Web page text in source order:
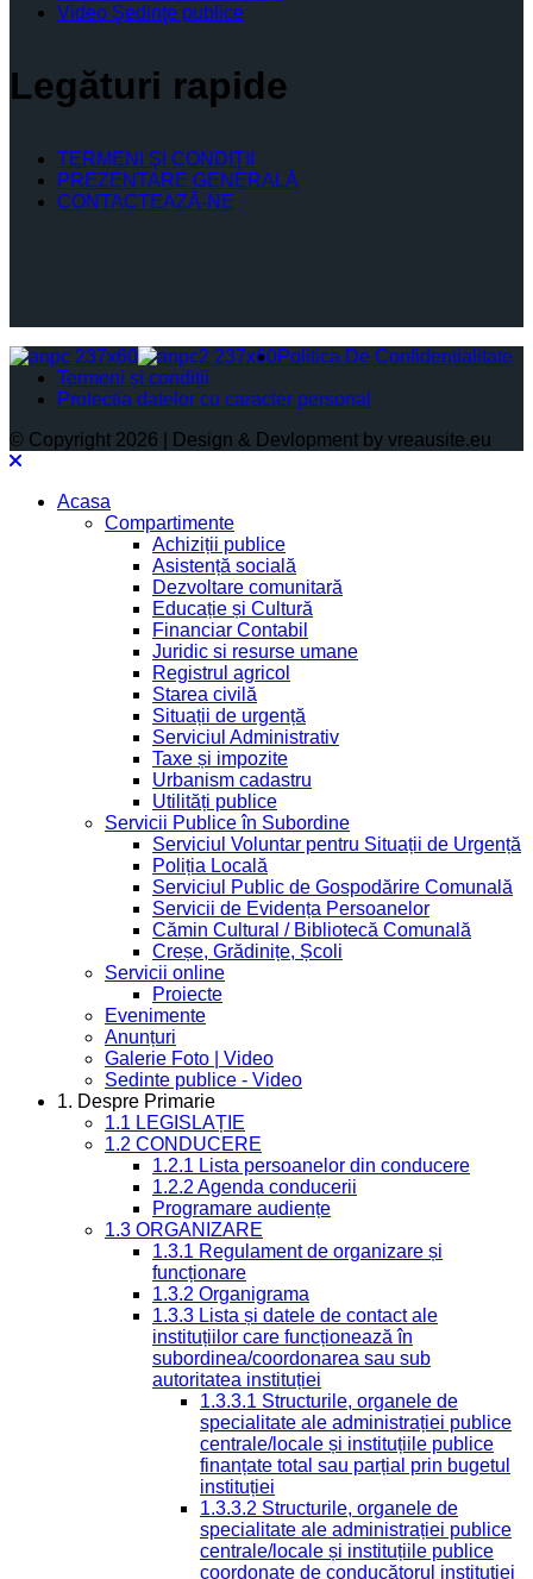
Video Şedinţe publice
Legături rapide
TERMENI ŞI CONDIŢII
PREZENTARE GENERALĂ
CONTACTEAZĂ-NE
Politica De Confidențialitate
Termeni și condiții
Protectia datelor cu caracter personal
© Copyright 2026 | Design & Devlopment by vreausite.eu
Acasa
Compartimente
Achiziții publice
Asistență socială
Dezvoltare comunitară
Educație și Cultură
Financiar Contabil
Juridic si resurse umane
Registrul agricol
Starea civilă
Situații de urgență
Serviciul Administrativ
Taxe și impozite
Urbanism cadastru
Utilități publice
Servicii Publice în Subordine
Serviciul Voluntar pentru Situații de Urgență
Poliția Locală
Serviciul Public de Gospodărire Comunală
Servicii de Evidența Persoanelor
Cămin Cultural / Bibliotecă Comunală
Creșe, Grădinițe, Școli
Servicii online
Proiecte
Evenimente
Anunțuri
Galerie Foto | Video
Sedinte publice - Video
1. Despre Primarie
1.1 LEGISLAȚIE
1.2 CONDUCERE
1.2.1 Lista persoanelor din conducere
1.2.2 Agenda conducerii
Programare audiențe
1.3 ORGANIZARE
1.3.1 Regulament de organizare și
funcționare
1.3.2 Organigrama
1.3.3 Lista și datele de contact ale
instituțiilor care funcționează în
subordinea/coordonarea sau sub
autoritatea instituției
1.3.3.1 Structurile, organele de
specialitate ale administrației publice
centrale/locale și instituțiile publice
finanțate total sau parțial prin bugetul
instituției
1.3.3.2 Structurile, organele de
specialitate ale administrației publice
centrale/locale și instituțiile publice
coordonate de conducătorul instituției